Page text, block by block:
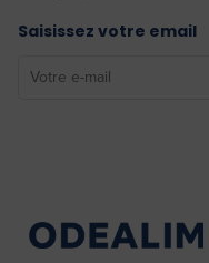
Saisissez votre email